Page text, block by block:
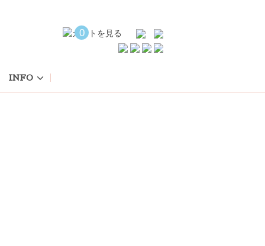
0
INFO